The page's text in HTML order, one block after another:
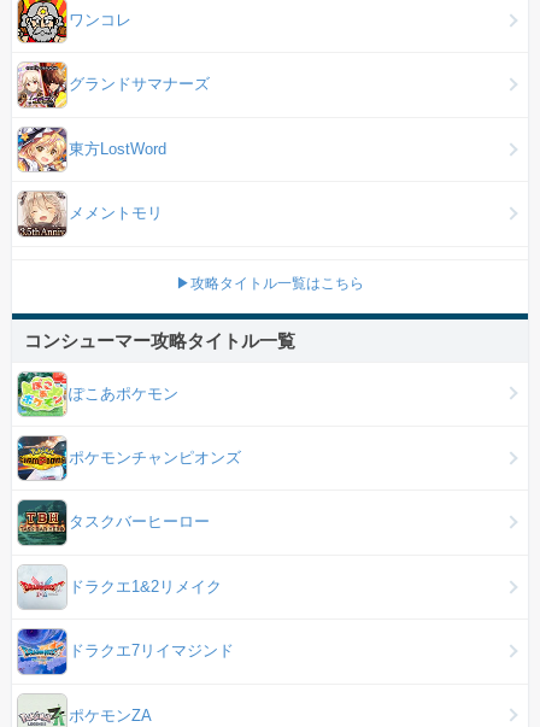
ワンコレ
グランドサマナーズ
東方LostWord
メメントモリ
▶攻略タイトル一覧はこちら
コンシューマー攻略タイトル一覧
ぽこあポケモン
ポケモンチャンピオンズ
タスクバーヒーロー
ドラクエ1&2リメイク
ドラクエ7リイマジンド
ポケモンZA